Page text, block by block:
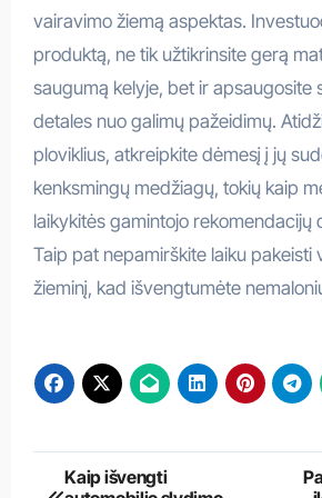
vairavimo žiemą aspektas.
produktą, ne tik užtikrinsite gerą
saugumą kelyje, bet ir apsaugosite
detales nuo galimų pažeidimų.
ploviklius, atkreipkite dėmesį į jų
kenksmingų medžiagų, tokių kaip
laikykitės gamintojo rekomendacijų
Taip pat nepamirškite laiku pakeisti
žieminį, kad išvengtumėte
Navigacija
Kaip išvengti